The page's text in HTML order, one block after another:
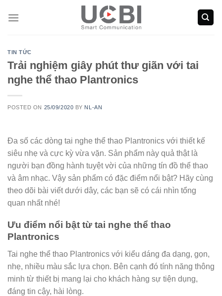
TIN TỨC
Trải nghiệm giây phút thư giãn với tai
nghe thể thao Plantronics
POSTED ON 25/09/2020 BY NL-AN
Đa số các dòng tai nghe thể thao Plantronics với thiết kế
siêu nhẹ và cực kỳ vừa vặn. Sản phẩm này quả thật là
người bạn đồng hành tuyệt vời của những tín đồ thể thao
và âm nhạc. Vậy sản phẩm có đặc điểm nổi bật? Hãy cùng
theo dõi bài viết dưới dây, các bạn sẽ có cái nhìn tổng
quan nhất nhé!
Ưu điểm nổi bật từ tai nghe thể thao
Plantronics
Tai nghe thể thao Plantronics với kiểu dáng đa dạng, gọn,
nhẹ, nhiều màu sắc lựa chọn. Bên cạnh đó tính năng thông
minh từ thiết bị mang lại cho khách hàng sự tiện dụng,
đáng tin cậy, hài lòng.